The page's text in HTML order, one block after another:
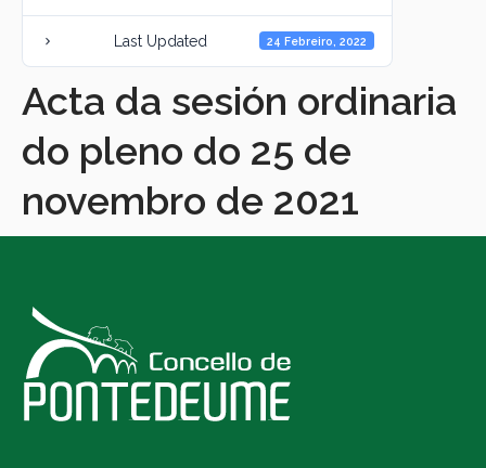
Last Updated 24 Febreiro, 2022
Acta da sesión ordinaria
do pleno do 25 de
novembro de 2021